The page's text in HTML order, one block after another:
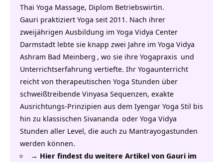
Thai Yoga Massage, Diplom Betriebswirtin.
Gauri praktiziert Yoga seit 2011. Nach ihrer
zweijährigen Ausbildung im Yoga Vidya Center
Darmstadt lebte sie knapp zwei Jahre im Yoga Vidya
Ashram Bad Meinberg , wo sie ihre Yogapraxis und
Unterrichtserfahrung vertiefte. Ihr Yogaunterricht
reicht von therapeutischen Yoga Stunden über
schweißtreibende Vinyasa Sequenzen, exakte
Ausrichtungs-Prinzipien aus dem Iyengar Yoga Stil bis
hin zu klassischen Sivananda oder Yoga Vidya
Stunden aller Level, die auch zu Mantrayogastunden
werden können.
→ Hier findest du weitere Artikel von Gauri im